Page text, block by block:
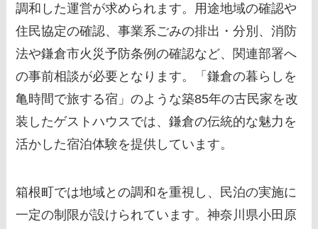
調和した運営が求められます。用途地域の確認や
住民協定の確認、事業系ごみの排出・分別、消防
法や鎌倉市火災予防条例の確認など、関連部署へ
の事前相談が必要となります。「鎌倉の暮らしを
亀時間で旅する宿」のような築85年の古民家を改
装したゲストハウスでは、鎌倉の伝統的な魅力を
活かした宿泊体験を提供しています。
箱根町では地域との調和を重視し、民泊の実施に
一定の制限が設けられています。神奈川県小田原